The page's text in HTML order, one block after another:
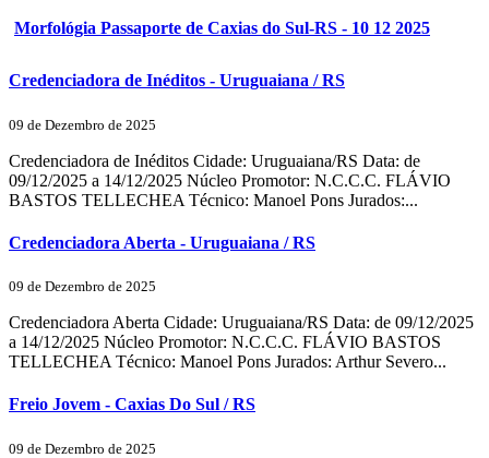
Morfológia Passaporte de Caxias do Sul-RS - 10 12 2025
Credenciadora de Inéditos - Uruguaiana / RS
09 de Dezembro de 2025
Credenciadora de Inéditos Cidade: Uruguaiana/RS Data: de
09/12/2025 a 14/12/2025 Núcleo Promotor: N.C.C.C. FLÁVIO
BASTOS TELLECHEA Técnico: Manoel Pons Jurados:...
Credenciadora Aberta - Uruguaiana / RS
09 de Dezembro de 2025
Credenciadora Aberta Cidade: Uruguaiana/RS Data: de 09/12/2025
a 14/12/2025 Núcleo Promotor: N.C.C.C. FLÁVIO BASTOS
TELLECHEA Técnico: Manoel Pons Jurados: Arthur Severo...
Freio Jovem - Caxias Do Sul / RS
09 de Dezembro de 2025